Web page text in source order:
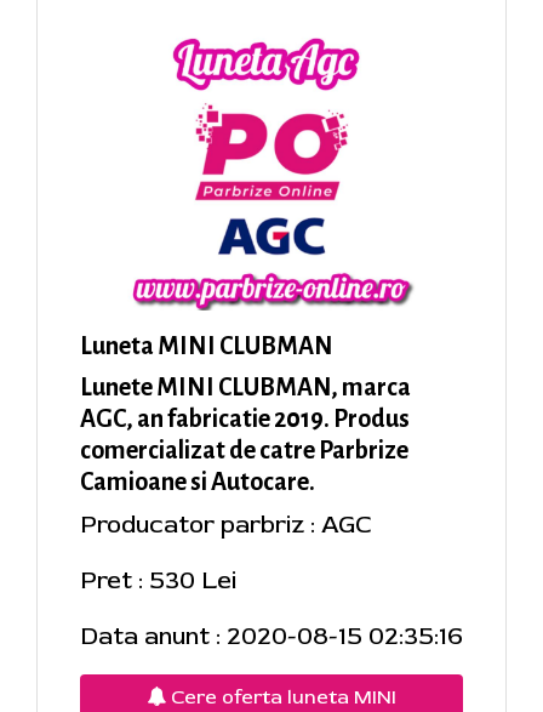
Luneta MINI CLUBMAN
Lunete MINI CLUBMAN, marca
AGC, an fabricatie 2019. Produs
comercializat de catre Parbrize
Camioane si Autocare.
Producator parbriz : AGC
Pret : 530 Lei
Data anunt : 2020-08-15 02:35:16
Cere oferta luneta MINI